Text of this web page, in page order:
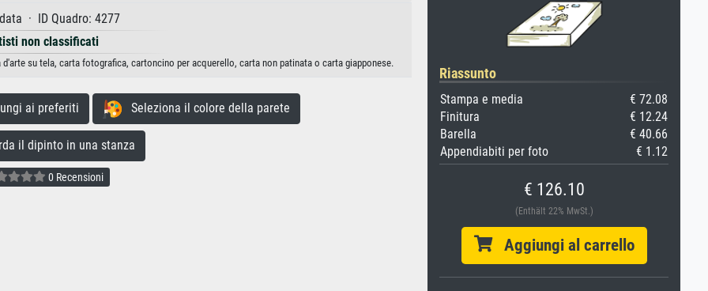
· ID Quadro: 4277
non classificati
su tela, carta fotografica, cartoncino per acquerello, carta non patinata o carta giapponese.
ai preferiti Seleziona il colore della parete
il dipinto in una stanza
0 Recensioni
Riassunto
Stampa e media
€ 72.08
Finitura
€ 12.24
Barella
€ 40.66
Appendiabiti per foto
€ 1.12
€ 126.10
(Enthält 22% MwSt.)
Aggiungi al carrello